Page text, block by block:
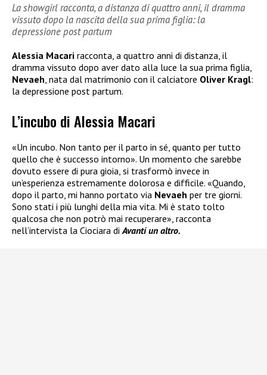
La showgirl racconta, a distanza di quattro anni, il dramma
vissuto dopo la nascita della sua prima figlia: la
depressione post partum
Alessia Macari racconta, a quattro anni di distanza, il
dramma vissuto dopo aver dato alla luce la sua prima figlia,
Nevaeh , nata dal matrimonio con il calciatore Oliver Kragl:
la depressione post partum.
L’incubo di Alessia Macari
«Un incubo. Non tanto per il parto in sé, quanto per tutto
quello che è successo intorno». Un momento che sarebbe
dovuto essere di pura gioia, si trasformò invece in
un’esperienza estremamente dolorosa e difficile. «Quando,
dopo il parto, mi hanno portato via Nevaeh per tre giorni.
Sono stati i più lunghi della mia vita. Mi è stato tolto
qualcosa che non potrò mai recuperare», racconta
nell’intervista la Ciociara diAvanti un altro.